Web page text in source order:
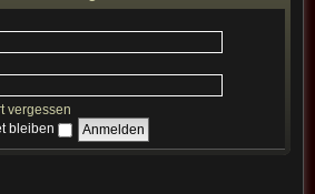
vergessen
bleiben